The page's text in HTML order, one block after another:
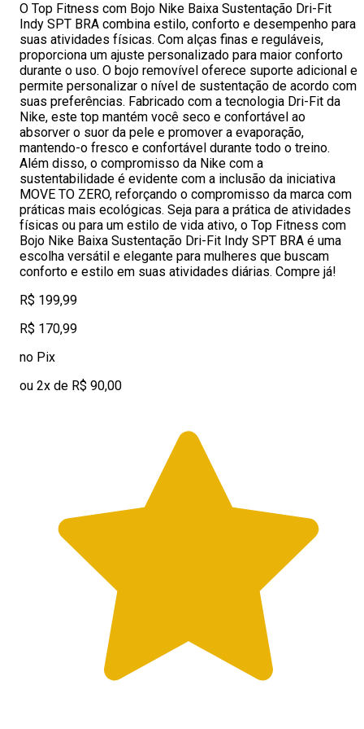
O Top Fitness com Bojo Nike Baixa Sustentação Dri-Fit
Indy SPT BRA combina estilo, conforto e desempenho para
suas atividades físicas. Com alças finas e reguláveis,
proporciona um ajuste personalizado para maior conforto
durante o uso. O bojo removível oferece suporte adicional e
permite personalizar o nível de sustentação de acordo com
suas preferências. Fabricado com a tecnologia Dri-Fit da
Nike, este top mantém você seco e confortável ao
absorver o suor da pele e promover a evaporação,
mantendo-o fresco e confortável durante todo o treino.
Além disso, o compromisso da Nike com a
sustentabilidade é evidente com a inclusão da iniciativa
MOVE TO ZERO, reforçando o compromisso da marca com
práticas mais ecológicas. Seja para a prática de atividades
físicas ou para um estilo de vida ativo, o Top Fitness com
Bojo Nike Baixa Sustentação Dri-Fit Indy SPT BRA é uma
escolha versátil e elegante para mulheres que buscam
conforto e estilo em suas atividades diárias. Compre já!
R$ 199,99
R$ 170,99
no Pix
ou 2x de R$ 90,00